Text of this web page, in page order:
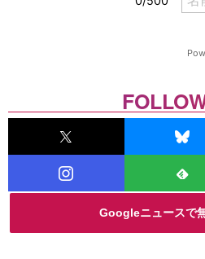
Googleニュースで